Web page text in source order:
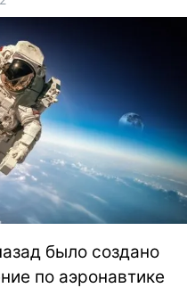
было создано
по аэронавтике